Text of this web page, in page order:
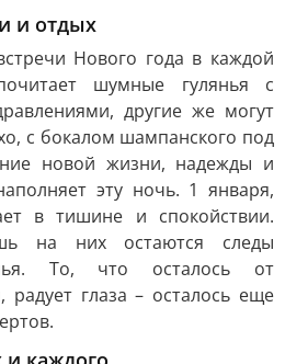
и отдых
Нового года в каждой
шумные гулянья с
другие же могут
с бокалом шампанского под
новой жизни, надежды и
эту ночь. 1 января,
в тишине и спокойствии.
на них остаются следы
То, что осталось от
радует глаза – осталось еще